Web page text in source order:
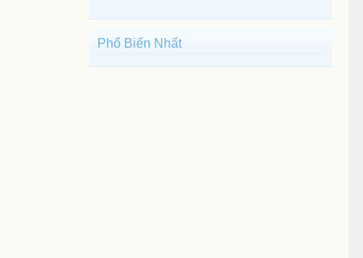
Phổ Biến Nhất